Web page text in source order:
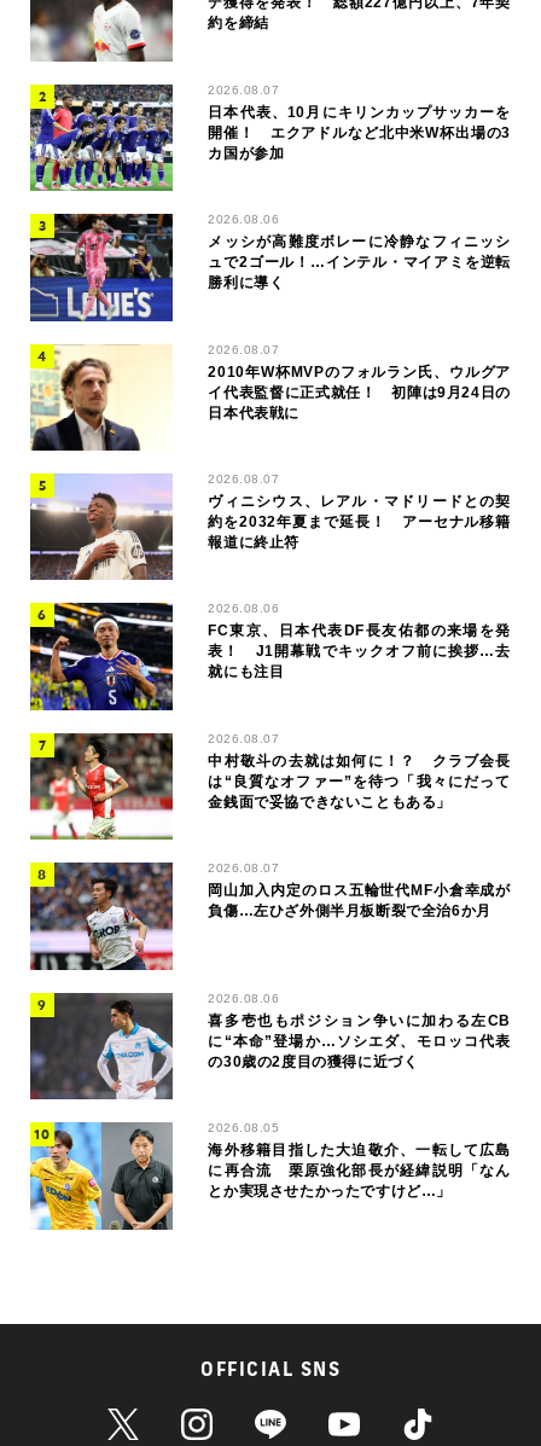
約を締結
2026.08.07
日本代表、10月にキリンカップサッカーを
開催！ エクアドルなど北中米W杯出場の3
カ国が参加
2026.08.06
メッシが高難度ボレーに冷静なフィニッシ
ュで2ゴール！…インテル・マイアミを逆転
勝利に導く
2026.08.07
2010年W杯MVPのフォルラン氏、ウルグア
イ代表監督に正式就任！ 初陣は9月24日の
日本代表戦に
2026.08.07
ヴィニシウス、レアル・マドリードとの契
約を2032年夏まで延長！ アーセナル移籍
報道に終止符
2026.08.06
FC東京、日本代表DF長友佑都の来場を発
表！ J1開幕戦でキックオフ前に挨拶…去
就にも注目
2026.08.07
中村敬斗の去就は如何に！？ クラブ会長
は“良質なオファー”を待つ「我々にだって
金銭面で妥協できないこともある」
2026.08.07
岡山加入内定のロス五輪世代MF小倉幸成が
負傷…左ひざ外側半月板断裂で全治6か月
2026.08.06
喜多壱也もポジション争いに加わる左CB
に“本命”登場か…ソシエダ、モロッコ代表
の30歳の2度目の獲得に近づく
2026.08.05
海外移籍目指した大迫敬介、一転して広島
に再合流 栗原強化部長が経緯説明「なん
とか実現させたかったですけど…」
OFFICIAL SNS